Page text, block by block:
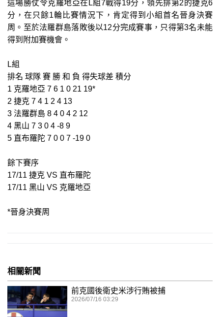
這場勝仗令克羅地亞在L組7戰得19分，領先排第2的捷克6
分，在只餘1輪比賽情況下，肯定得到小組首名晉身決賽
周。至於法羅群島落敗後以12分完成賽事，只得第3名未能
得到附加賽機會。
L組
排名 球隊 賽 勝 和 負 得失球差 積分
1 克羅地亞 7 6 1 0 21 19*
2 捷克 7 4 1 2 4 13
3 法羅群島 8 4 0 4 2 12
4 黑山 7 3 0 4 -8 9
5 直布羅陀 7 0 0 7 -19 0
餘下賽序
17/11 捷克 VS 直布羅陀
17/11 黑山 VS 克羅地亞
*晉身決賽周
相關新聞
前克國後衛史米涉行賄被捕
2026/07/16 03:29